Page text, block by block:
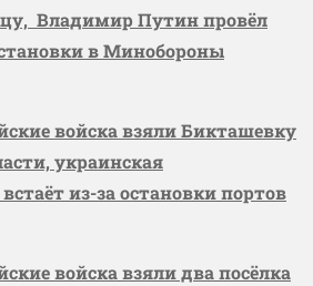
Владимир Путин провёл
в Минобороны
войска взяли Бикташевку
украинская
из-за остановки портов
войска взяли два посёлка